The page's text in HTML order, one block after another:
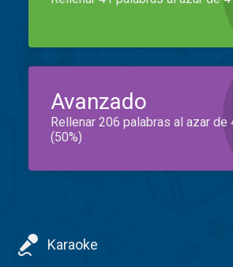
Avanzado
Rellenar 206 palabras al azar de
(50%)
Karaoke